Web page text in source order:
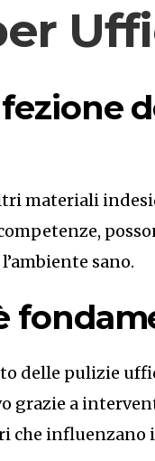
materiali
sano.
delle pulizie
a
influenzano